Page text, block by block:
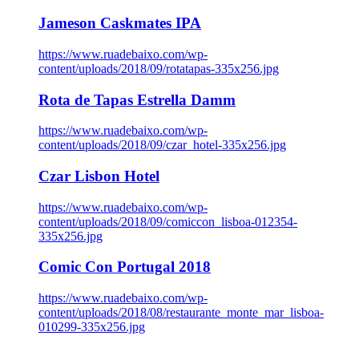
Jameson Caskmates IPA
https://www.ruadebaixo.com/wp-
content/uploads/2018/09/rotatapas-335x256.jpg
Rota de Tapas Estrella Damm
https://www.ruadebaixo.com/wp-
content/uploads/2018/09/czar_hotel-335x256.jpg
Czar Lisbon Hotel
https://www.ruadebaixo.com/wp-
content/uploads/2018/09/comiccon_lisboa-012354-
335x256.jpg
Comic Con Portugal 2018
https://www.ruadebaixo.com/wp-
content/uploads/2018/08/restaurante_monte_mar_lisboa-
010299-335x256.jpg